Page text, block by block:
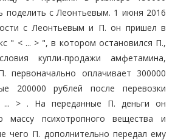
поделить с Леонтьевым. 1 июня 2016
с Леонтьевым и П. он пришел в
" < ... > ", в котором остановился П.,
купли-продажи амфетамина,
первоначально оплачивает 300000
200000 рублей после перевозки
> . На переданные П. деньги он
массу психотропного вещества и
чего П. дополнительно передал ему